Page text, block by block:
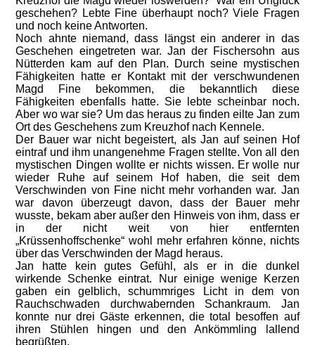
geschehen? Lebte Fine überhaupt noch? Viele Fragen
und noch keine Antworten.
Noch ahnte niemand, dass längst ein anderer in das
Geschehen eingetreten war. Jan der Fischersohn aus
Nütterden kam auf den Plan. Durch seine mystischen
Fähigkeiten hatte er Kontakt mit der verschwundenen
Magd Fine bekommen, die bekanntlich diese
Fähigkeiten ebenfalls hatte. Sie lebte scheinbar noch.
Aber wo war sie? Um das heraus zu finden eilte Jan zum
Ort des Geschehens zum Kreuzhof nach Kennele.
Der Bauer war nicht begeistert, als Jan auf seinen Hof
eintraf und ihm unangenehme Fragen stellte. Von all den
mystischen Dingen wollte er nichts wissen. Er wolle nur
wieder Ruhe auf seinem Hof haben, die seit dem
Verschwinden von Fine nicht mehr vorhanden war. Jan
war davon überzeugt davon, dass der Bauer mehr
wusste, bekam aber außer den Hinweis von ihm, dass er
in der nicht weit von hier entfernten
„Krüssenhoffschenke“ wohl mehr erfahren könne, nichts
über das Verschwinden der Magd heraus.
Jan hatte kein gutes Gefühl, als er in die dunkel
wirkende Schenke eintrat. Nur einige wenige Kerzen
gaben ein gelblich, schummriges Licht in dem von
Rauchschwaden durchwabernden Schankraum. Jan
konnte nur drei Gäste erkennen, die total besoffen auf
ihren Stühlen hingen und den Ankömmling lallend
begrüßten.